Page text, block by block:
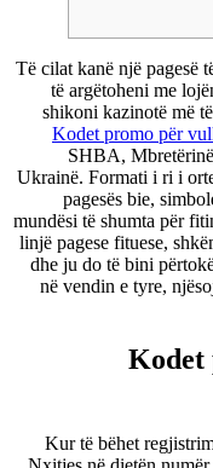
Të cilat kanë një pagesë
të argëtoheni me
shikoni kazinotë më
Kodet promo për
SHBA,
Ukrainë. Formati i ri i
pagesës bie,
mundësi të shumta për
linjë pagese fituese,
dhe ju do të bini
në vendin e tyre,
Kodet
Kur të bëhet